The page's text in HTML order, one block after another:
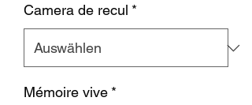
Camera de recul *
Mémoire vive *